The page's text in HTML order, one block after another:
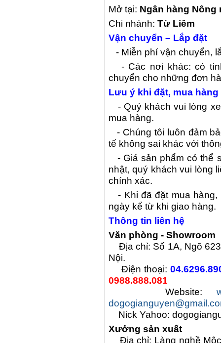
Mở tại: Ngân hàng Nông
Chi nhánh: Từ Liêm
Vận chuyển – Lắp đặt
- Miễn phí vận chuyển,
- Các nơi khác: có
chuyển cho những đơn
Lưu ý khi đặt, mua hàng
- Quý khách vui lòng
mua hàng.
- Chúng tôi luôn đảm
tế không sai khác với
- Giá sản phẩm có thể
nhật, quý khách vui lòng
chính xác.
- Khi đã đặt mua hàng,
ngày kể từ khi giao hàng.
Thông tin liên hệ
Văn phòng - Showroom
Địa chỉ: Số 1A, Ngõ
Nội.
Điện thoại:
0988.888.081
Website:
Nick Yahoo:
Xưởng sản xuất
Địa chỉ: Làng nghề